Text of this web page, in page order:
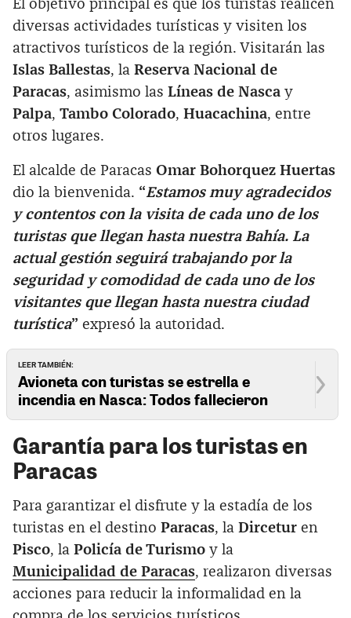
El objetivo principal es que los turistas realicen
diversas actividades turísticas y visiten los
atractivos turísticos de la región. Visitarán las
Islas Ballestas, la Reserva Nacional de
Paracas, asimismo las Líneas de Nasca y
Palpa, Tambo Colorado, Huacachina, entre
otros lugares.
El alcalde de Paracas Omar Bohorquez Huertas
dio la bienvenida. “Estamos muy agradecidos
y contentos con la visita de cada uno de los
turistas que llegan hasta nuestra Bahía. La
actual gestión seguirá trabajando por la
seguridad y comodidad de cada uno de los
visitantes que llegan hasta nuestra ciudad
turística” expresó la autoridad.
LEER TAMBIÉN:
Avioneta con turistas se estrella e
incendia en Nasca: Todos fallecieron
Garantía para los turistas en
Paracas
Para garantizar el disfrute y la estadía de los
turistas en el destino Paracas, la Dircetur en
Pisco, la Policía de Turismo y la
Municipalidad de Paracas, realizaron diversas
acciones para reducir la informalidad en la